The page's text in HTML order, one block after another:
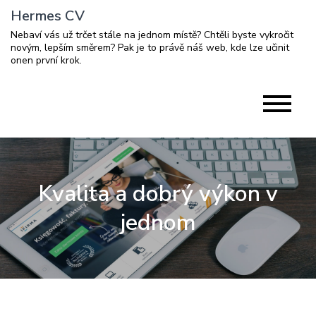
Skip
content
Hermes CV
Nebaví vás už trčet stále na jednom místě? Chtěli byste vykročit
novým, lepším směrem? Pak je to právě náš web, kde lze učinit
onen první krok.
Kvalita a dobrý výkon v
jednom